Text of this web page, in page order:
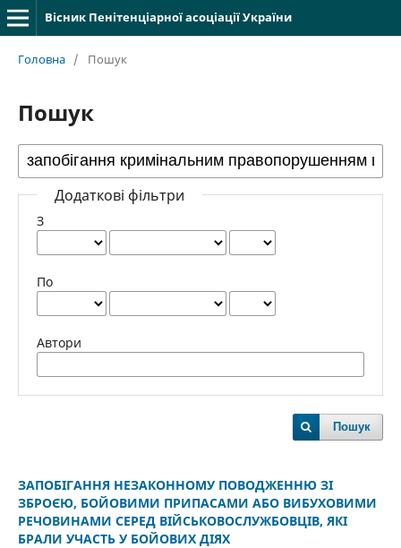
Вісник Пенітенціарної асоціації України
Головна / Пошук
Пошук
Додаткові фільтри
З
По
Автори
Пошук
ЗАПОБІГАННЯ НЕЗАКОННОМУ ПОВОДЖЕННЮ ЗІ
ЗБРОЄЮ, БОЙОВИМИ ПРИПАСАМИ АБО ВИБУХОВИМИ
РЕЧОВИНАМИ СЕРЕД ВІЙСЬКОВОСЛУЖБОВЦІВ, ЯКІ
БРАЛИ УЧАСТЬ У БОЙОВИХ ДІЯХ